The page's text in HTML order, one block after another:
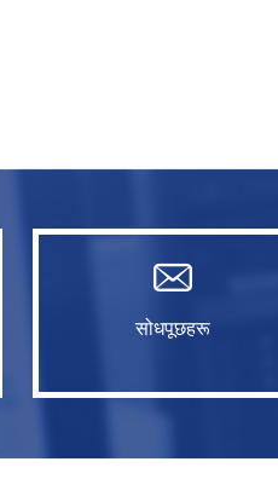
सोधपूछहरू